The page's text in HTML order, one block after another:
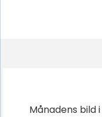
Månadens bild i